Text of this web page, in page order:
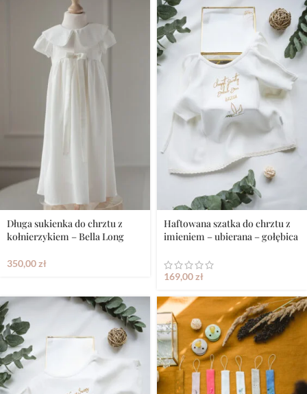
Długa sukienka do chrztu z
kołnierzykiem – Bella Long
350,00zł
Haftowana szatka do chrztu z
imieniem – ubierana – gołębica
169,00zł